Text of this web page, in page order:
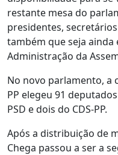
restante mesa do
presidentes,
também que seja ainda
Administração da
No novo parlamento, a
PP elegeu 91
PSD e dois do CDS-PP.
Após a distribuição de
Chega passou a ser a